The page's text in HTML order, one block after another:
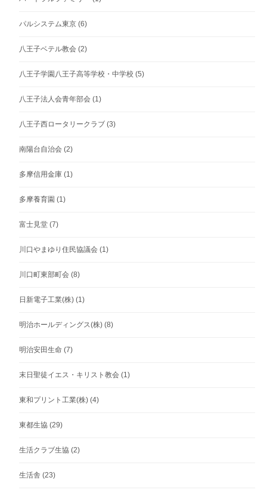
パルシステム東京 (6)
八王子ベテル教会 (2)
八王子学園八王子高等学校・中学校 (5)
八王子法人会青年部会 (1)
八王子西ロータリークラブ (3)
南陽台自治会 (2)
多摩信用金庫 (1)
多摩養育園 (1)
富士見堂 (7)
川口やまゆり住民協議会 (1)
川口町東部町会 (8)
日新電子工業(株) (1)
明治ホールディングス(株) (8)
明治安田生命 (7)
末日聖徒イエス・キリスト教会 (1)
東和プリント工業(株) (4)
東都生協 (29)
生活クラブ生協 (2)
生活舎 (23)